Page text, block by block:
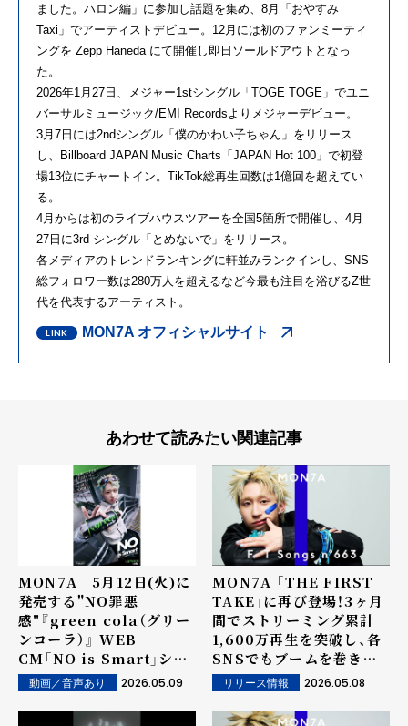
ました。ハロン編」に参加し話題を集め、8月「おやすみ
Taxi」でアーティストデビュー。12月には初のファンミーティ
ングを Zepp Haneda にて開催し即日ソールドアウトとなっ
た。
2026年1月27日、メジャー1stシングル「TOGE TOGE」でユニ
バーサルミュージック/EMI Recordsよりメジャーデビュー。
3月7日には2ndシングル「僕のかわい子ちゃん」をリリース
し、Billboard JAPAN Music Charts「JAPAN Hot 100」で初登
場13位にチャートイン。TikTok総再生回数は1億回を超えてい
る。
4月からは初のライブハウスツアーを全国5箇所で開催し、4月
27日に3rd シングル「とめないで」をリリース。
各メディアのトレンドランキングに軒並みランクインし、SNS
総フォロワー数は280万人を超えるなど今最も注目を浴びるZ世
代を代表するアーティスト。
MON7A オフィシャルサイト
あわせて読みたい関連記事
MON7A 5月12日(火)に
発売する"NO罪悪
感"『green cola（グリー
ンコーラ）』 WEB
CM「NO is Smart」シリ
ーズに出演！
動画／音声あり 2026.05.09
MON7A 「THE FIRST
TAKE」に再び登場！3ヶ月
間でストリーミング累計
1,600万再生を突破し、各
SNSでもブームを巻き起
こしたインディーデビュー
曲「おやすみTaxi」を一発
撮りでパフォーマンス！
リリース情報 2026.05.08